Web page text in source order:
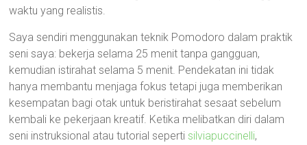
waktu yang realistis.
Saya sendiri menggunakan teknik Pomodoro dalam praktik
seni saya: bekerja selama 25 menit tanpa gangguan,
kemudian istirahat selama 5 menit. Pendekatan ini tidak
hanya membantu menjaga fokus tetapi juga memberikan
kesempatan bagi otak untuk beristirahat sesaat sebelum
kembali ke pekerjaan kreatif. Ketika melibatkan diri dalam
seni instruksional atau tutorial seperti silviapuccinelli,